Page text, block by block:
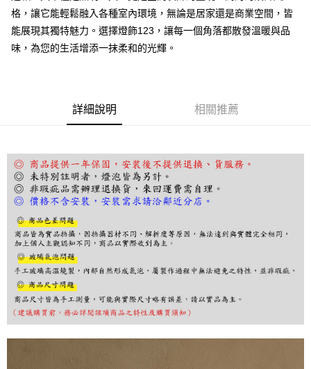
全盈+PAY
AFTEE先享後付
相關說明
１．簡單：不需註冊會員、不需綁卡、不需儲值。
２．便利：只要手機號碼，簡訊認證，即可結帳。
３．安心：先確認商品／服務後，再付款。
【「AFTEE先享後付」結帳流程】
１．於結帳方式選擇「AFTEE先享後付」後，將跳轉至「AFTEE先享後付」
結帳頁面，進行簡訊認證並確認金額後，即可完成結帳。
２．訂單成立數日內，您將收到繳費通知簡訊。
３．收到繳費通知簡訊後14天內，點擊此簡訊中的連結，可透過四大超商／
ATM／網路銀行／等多元方式進行付款，方視為交易完成。
※ 請注意：結帳手續完成當下不需立刻繳費，但若您需要取消訂單，請聯絡
購買商品的店家。未經商家同意取消之訂單仍視為有效，需透過AFTEE先享
後付繳納相關費用。
※ 交易是否成功請以「AFTEE先享後付 」之結帳頁面顯示為準，若有關於
是否繳費成功／繳費後需取消欲退款等相關疑問，請聯繫「AFTEE先享後付
客戶支援中心」https://netprotections.freshdesk.com/support/home
【注意事項】
１．透過由恩沛科技股份有限公司提供之「AFTEE先享後付」服務完成之交
易，需依本服務之必要範圍內提供個人資料，並將交易相關給付款項請求債
格，讓它能輕鬆融入各種室內環境，無論是居家還是商業空間，皆
能展現其獨特魅力。選擇燈飾123，讓每一個角落都散發溫暖與品
味，為您的生活增添一抹柔和的光輝。
詳細說明 相關推薦